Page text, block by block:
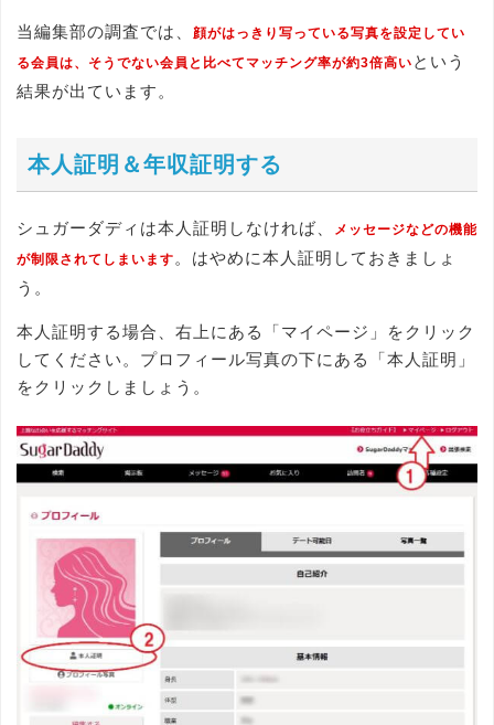
当編集部の調査では、
顔がはっきり写っている写真を設定してい
る会員は、そうでない会員と比べてマッチング率が約3倍高い という
結果が出ています。
本人証明＆年収証明する
シュガーダディは本人証明しなければ、
メッセージなどの機能
が制限されてしまいます 。はやめに本人証明しておきましょ
う。
本人証明する場合、右上にある「マイページ」をクリック
してください。プロフィール写真の下にある「本人証明」
をクリックしましょう。